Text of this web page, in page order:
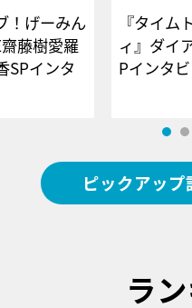
！げーみん
藤樹愛羅
SPインタ
『タイム
ィ』ダイ
Pイン
ピックアッ
ラ